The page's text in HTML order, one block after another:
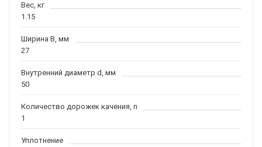
Вес, кг
1.15
Ширина B, мм
27
Внутренний диаметр d, мм
50
Количество дорожек качения, n
1
Уплотнение